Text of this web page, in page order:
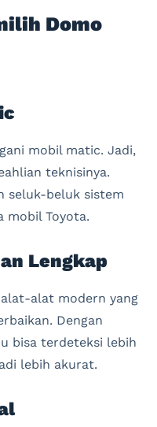
Domo
mobil matic. Jadi,
teknisinya.
seluk-beluk sistem
mobil Toyota.
Lengkap
alat modern yang
Dengan
bisa terdeteksi lebih
lebih akurat.